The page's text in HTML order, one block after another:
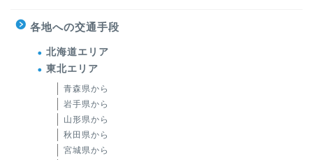
各地への交通手段
北海道エリア
東北エリア
青森県から
岩手県から
山形県から
秋田県から
宮城県から